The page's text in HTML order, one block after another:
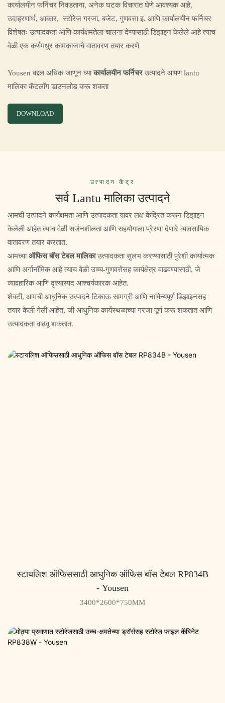
कार्यालयीन फर्निचर निवडताना, अनेक घटक विचारात घेणे आवश्यक आहे,
उदाहरणार्थ, आकार, स्टोरेज गरजा, बजेट, गुणवत्ता इ. आणि कार्यालयीन फर्निचर
विशेषतः उत्पादकता आणि कार्यक्षमतेला चालना देण्यासाठी डिझाइन केलेले आहे त्याच
वेळी एक कर्णमधुर कामकाजाचे वातावरण तयार करणे
Yousen बद्दल अधिक जाणून घ्याकार्यालयीन फर्निचरउत्पादने आपण lantu
मालिका कॅटलॉग डाउनलोड करू शकता
DOWNLOAD
उत्पादन केंद्र
सर्व Lantu मालिका उत्पादने
आमची उत्पादने कार्यक्षमता आणि उत्पादकता यावर लक्ष केंद्रित करून डिझाइन
केलेली आहेत त्याच वेळी सर्जनशीलता आणि सहयोगाला प्रेरणा देणारे व्यावसायिक
वातावरण तयार करतात.
आमच्याऑफिस बॉस टेबल मालिकाउत्पादकता सुलभ करण्यासाठी पुरेशी कार्यात्मक
आणि अर्गोनॉमिक आहे त्याच वेळी उच्च-गुणवत्तेसह कार्यक्षेत्र वाढवण्यासाठी, जे
व्यावहारिक आणि दृश्यास्पद आश्चर्यकारक आहेत.
शेवटी, आमची आधुनिक उत्पादने टिकाऊ सामग्री आणि नाविन्यपूर्ण डिझाइनसह
तयार केली गेली आहेत, जी आधुनिक कार्यस्थळाच्या गरजा पूर्ण करू शकतात आणि
उत्पादकता वाढवू शकतात.
स्टायलिश ऑफिससाठी आधुनिक ऑफिस बॉस टेबल RP834B
- Yousen
3400*2600*750MM